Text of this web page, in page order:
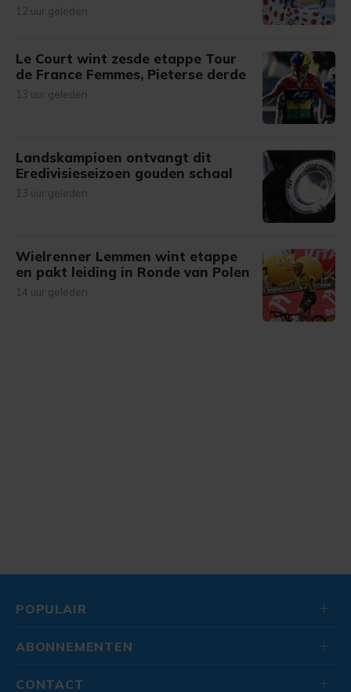
12 uur geleden
Le Court wint zesde etappe Tour
de France Femmes, Pieterse derde
13 uur geleden
Landskampioen ontvangt dit
Eredivisieseizoen gouden schaal
13 uur geleden
Wielrenner Lemmen wint etappe
en pakt leiding in Ronde van Polen
14 uur geleden
POPULAIR
ABONNEMENTEN
CONTACT